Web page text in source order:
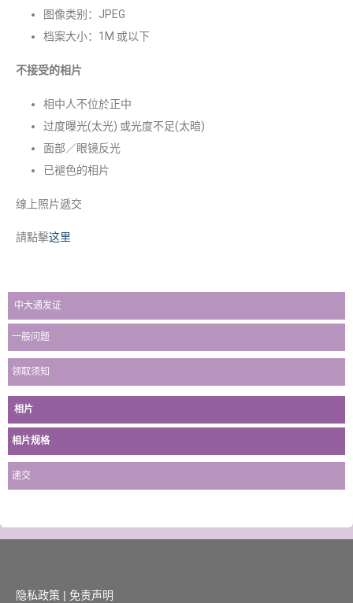
图像类别：JPEG
档案大小：1M 或以下
不接受的相片
相中人不位於正中
过度曝光(太光) 或光度不足(太暗)
面部／眼镜反光
已褪色的相片
缐上照片遞交
請點擊这里
中大通发证
一般问题
领取须知
相片
相片规格
递交
隐私政策 | 免责声明